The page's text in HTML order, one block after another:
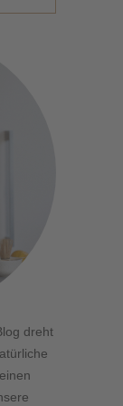
dreht